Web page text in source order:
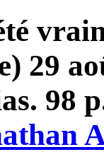
29
98